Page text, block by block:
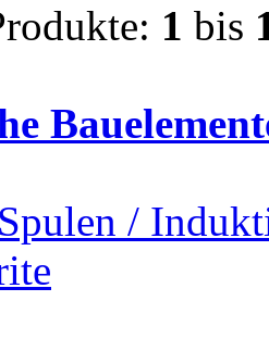
1 bis
/